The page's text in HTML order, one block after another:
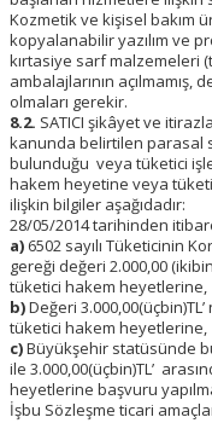
Kozmetik ve kişisel bakım
kopyalanabilir yazılım ve
kırtasiye sarf malzemeleri
ambalajlarının açılmamış,
olmaları gerekir.
8.2. SATICI şikâyet ve
kanunda belirtilen parasal
bulunduğu veya tüketici
hakem heyetine veya
ilişkin bilgiler aşağıdadır:
28/05/2014 tarihinden
a) 6502 sayılı Tüketicinin
gereği değeri 2.000,00
tüketici hakem heyetlerine,
b)Değeri
tüketici hakem heyetlerine,
c)Büyükşehir statüsünde
ile 3.000,00(üçbin)TL’
heyetlerine başvuru
İşbu Sözleşme ticari